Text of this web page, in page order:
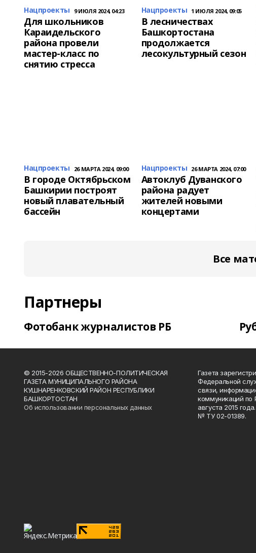
Нацпроекты 9 ИЮЛЯ 2024, 04:23
Для школьников
Караидельского
района провели
мастер-класс по
снятию стресса
Нацпроекты 1 ИЮЛЯ 2024, 09:05
В лесничествах
Башкортостана
продолжается
лесокультурный сезон
Нацпроекты 26 МАРТА 2024, 09:00
В городе Октябрьском
Башкирии построят
новый плавательный
бассейн
Нацпроекты 26 МАРТА 2024, 07:00
Автоклуб Дуванского
района радует
жителей новыми
концертами
Все
Партнеры
Фотобанк журналистов РБ
© 2015-2026 ОБЩЕСТВЕННО-ПОЛИТИЧЕСКАЯ
ГАЗЕТА МУНИЦИПАЛЬНОГО РАЙОНА
КУШНАРЕНКОВСКИЙ РАЙОН РЕСПУБЛИКИ
БАШКОРТОСТАН
Об использовании персональных данных
Газета
Федеральной
связи,
коммуникаций по
августа 2015
№ ТУ 02-01389.